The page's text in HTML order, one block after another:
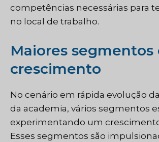
competências necessárias para
no local de trabalho.
Maiores segmentos
crescimento
No cenário em rápida evolução
da academia, vários segmentos
experimentando um
Esses segmentos são